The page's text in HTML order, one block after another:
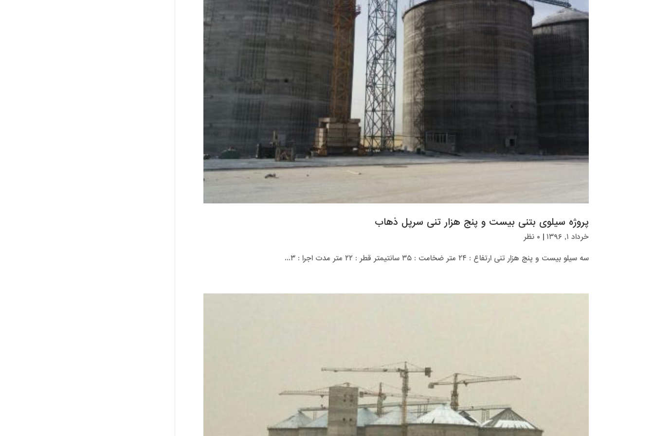
پروژه سیلوی بتنی بیست و پنج هزار تنی سرپل ذهاب
خرداد ۱, ۱۳۹۶ | ۰ نظر
سه سیلو بیست و پنج هزار تنی ارتفاع : ۲۴ متر ضخامت : ۳۵ سانتیمتر قطر : ۲۲ متر مدت اجرا : ۳...